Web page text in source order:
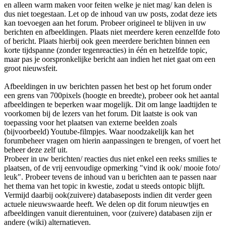
en alleen warm maken voor feiten welke je niet mag/ kan delen is
dus niet toegestaan. Let op de inhoud van uw posts, zodat deze iets
kan toevoegen aan het forum. Probeer origineel te blijven in uw
berichten en afbeeldingen. Plaats niet meerdere keren eenzelfde foto
of bericht. Plaats hierbij ook geen meerdere berichten binnen een
korte tijdspanne (zonder tegenreacties) in één en hetzelfde topic,
maar pas je oorspronkelijke bericht aan indien het niet gaat om een
groot nieuwsfeit.
Afbeeldingen in uw berichten passen het best op het forum onder
een grens van 700pixels (hoogte en breedte), probeer ook het aantal
afbeeldingen te beperken waar mogelijk. Dit om lange laadtijden te
voorkomen bij de lezers van het forum. Dit laatste is ook van
toepassing voor het plaatsen van externe beelden zoals
(bijvoorbeeld) Youtube-filmpjes. Waar noodzakelijk kan het
forumbeheer vragen om hierin aanpassingen te brengen, of voert het
beheer deze zelf uit.
Probeer in uw berichten/ reacties dus niet enkel een reeks smilies te
plaatsen, of de vrij eenvoudige opmerking "vind ik ook/ mooie foto/
leuk". Probeer tevens de inhoud van u berichten aan te passen naar
het thema van het topic in kwestie, zodat u steeds ontopic blijft.
Vermijd daarbij ook(zuivere) databaseposts indien dit verder geen
actuele nieuwswaarde heeft. We delen op dit forum nieuwtjes en
afbeeldingen vanuit dierentuinen, voor (zuivere) databasen zijn er
andere (wiki) alternatieven.